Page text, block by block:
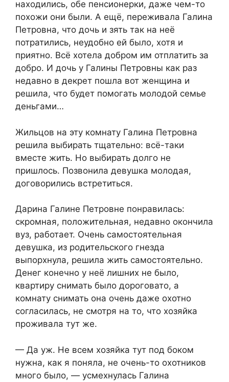
находились, обе пенсионерки, даже чем-то
похожи они были. А ещё, переживала Галина
Петровна, что дочь и зять так на неё
потратились, неудобно ей было, хотя и
приятно. Всё хотела добром им отплатить за
добро. И дочь у Галины Петровны как раз
недавно в декрет пошла вот женщина и
решила, что будет помогать молодой семье
деньгами…
Жильцов на эту комнату Галина Петровна
решила выбирать тщательно: всё-таки
вместе жить. Но выбирать долго не
пришлось. Позвонила девушка молодая,
договорились встретиться.
Дарина Галине Петровне понравилась:
скромная, положительная, недавно окончила
вуз, работает. Очень самостоятельная
девушка, из родительского гнезда
выпорхнула, решила жить самостоятельно.
Денег конечно у неё лишних не было,
квартиру снимать было дороговато, а
комнату снимать она очень даже охотно
согласилась, не смотря на то, что хозяйка
проживала тут же.
— Да уж. Не всем хозяйка тут под боком
нужна, как я поняла, не очень-то охотников
много было, — усмехнулась Галина